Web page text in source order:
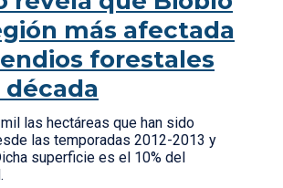
más afectada
forestales
las hectáreas que han sido
las temporadas 2012-2013 y
superficie es el 10% del